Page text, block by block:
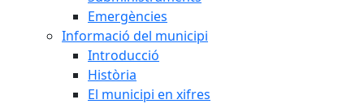
Emergències
Informació del municipi
Introducció
Història
El municipi en xifres